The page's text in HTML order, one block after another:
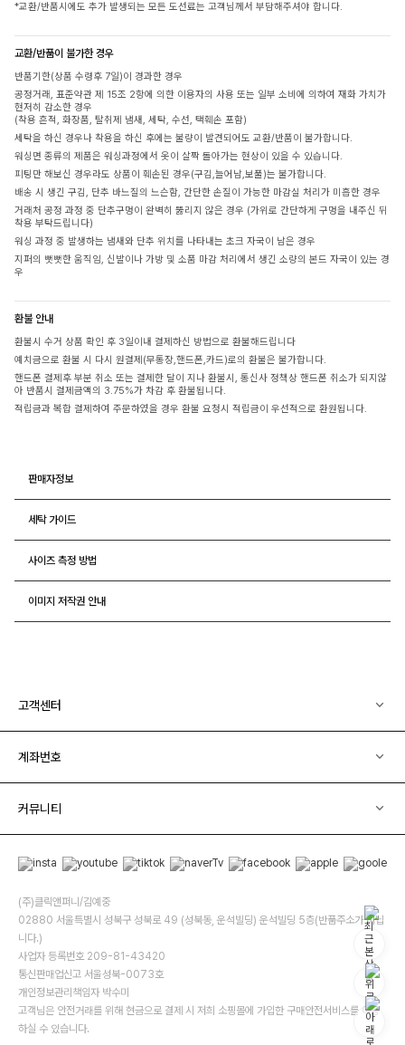
*교환/반품시에도 추가 발생되는 모든 도선료는 고객님께서 부담해주셔야 합니다.
교환/반품이 불가한 경우
반품기한(상품 수령후 7일)이 경과한 경우
공정거래, 표준약관 제 15조 2항에 의한 이용자의 사용 또는 일부 소비에 의하여 재화 가치가
현저히 감소한 경우
(착용 흔적, 화장품, 탈취제 냄새, 세탁, 수선, 택훼손 포함)
세탁을 하신 경우나 착용을 하신 후에는 불량이 발견되어도 교환/반품이 불가합니다.
워싱면 종류의 제품은 워싱과정에서 옷이 살짝 돌아가는 현상이 있을 수 있습니다.
피팅만 해보신 경우라도 상품이 훼손된 경우(구김,늘어남,보풀)는 불가합니다.
배송 시 생긴 구김, 단추 바느질의 느슨함, 간단한 손질이 가능한 마감실 처리가 미흡한 경우
거래처 공정 과정 중 단추구멍이 완벽히 뚫리지 않은 경우 (가위로 간단하게 구멍을 내주신 뒤
착용 부탁드립니다)
워싱 과정 중 발생하는 냄새와 단추 위치를 나타내는 초크 자국이 남은 경우
지퍼의 뻣뻣한 움직임, 신발이나 가방 및 소품 마감 처리에서 생긴 소량의 본드 자국이 있는 경
우
환불 안내
환불시 수거 상품 확인 후 3일이내 결제하신 방법으로 환불해드립니다
예치금으로 환불 시 다시 원결제(무통장,핸드폰,카드)로의 환불은 불가합니다.
핸드폰 결제후 부분 취소 또는 결제한 달이 지나 환불시, 통신사 정책상 핸드폰 취소가 되지않
아 반품시 결제금액의 3.75%가 차감 후 환불됩니다.
적립금과 복합 결제하여 주문하였을 경우 환불 요청시 적립금이 우선적으로 환원됩니다.
판매자정보
세탁 가이드
사이즈 측정 방법
이미지 저작권 안내
고객센터
계좌번호
커뮤니티
(주)클릭앤퍼니/김예중
02880 서울특별시 성북구 성북로 49 (성북동, 운석빌딩) 운석빌딩 5층(반품주소가 아닙
니다.)
사업자 등록번호 209-81-43420
통신판매업신고 서울성북-0073호
개인정보관리책임자 박수미
고객님은 안전거래를 위해 현금으로 결제 시 저희 소핑몰에 가입한 구매안전서비스를 이용
하실 수 있습니다.